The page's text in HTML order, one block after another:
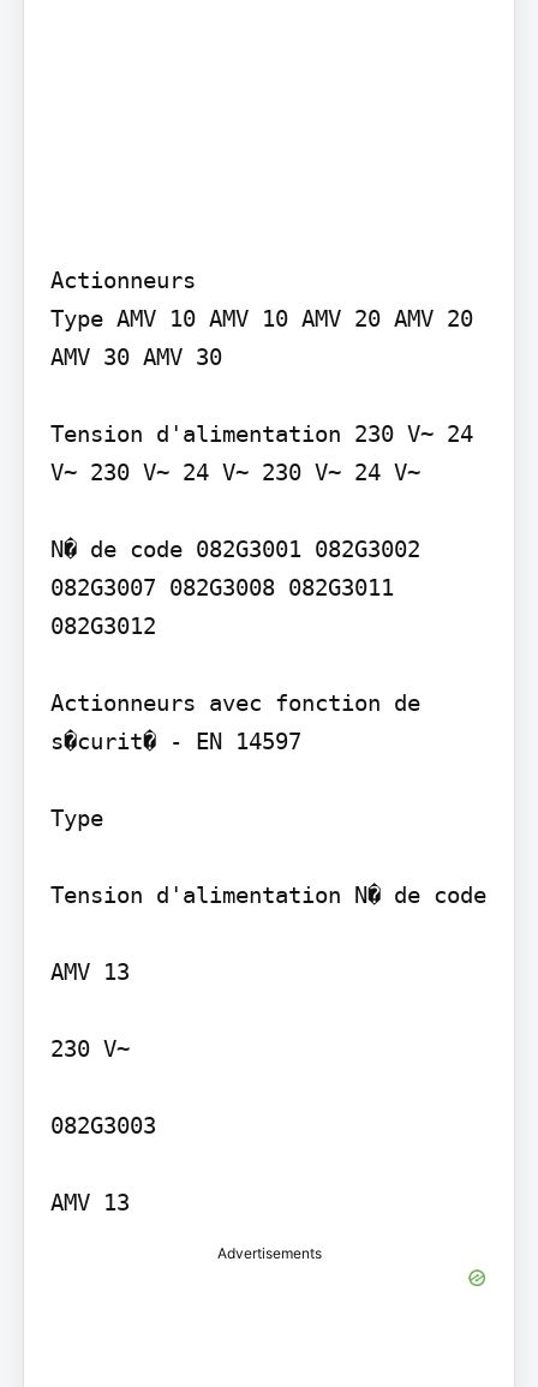
Actionneurs
Type AMV 10 AMV 10 AMV 20 AMV 20
AMV 30 AMV 30
Tension d'alimentation 230 V~ 24
V~ 230 V~ 24 V~ 230 V~ 24 V~
N� de code 082G3001 082G3002
082G3007 082G3008 082G3011
082G3012
Actionneurs avec fonction de
s�curit� - EN 14597
Type
Tension d'alimentation N� de code
AMV 13
230 V~
082G3003
AMV 13
Advertisements